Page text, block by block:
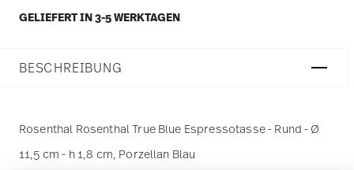
GELIEFERT IN 3-5 WERKTAGEN
BESCHREIBUNG
Rosenthal Rosenthal True Blue Espressotasse - Rund - Ø
11,5 cm - h 1,8 cm, Porzellan Blau